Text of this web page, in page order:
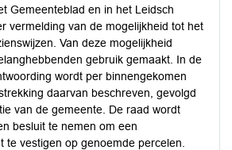
Gemeenteblad en in het Leidsch
vermelding van de mogelijkheid tot het
Van deze mogelijkheid
gebruik gemaakt. In de
wordt per binnengekomen
daarvan beschreven, gevolgd
van de gemeente. De raad wordt
besluit te nemen om een
te vestigen op genoemde percelen.